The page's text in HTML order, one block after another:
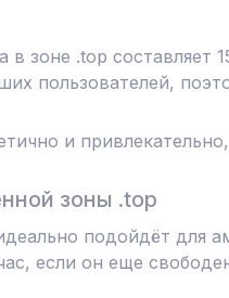
в зоне .top составляет
пользователей,
и
зоны .top
подойдёт для
если он еще